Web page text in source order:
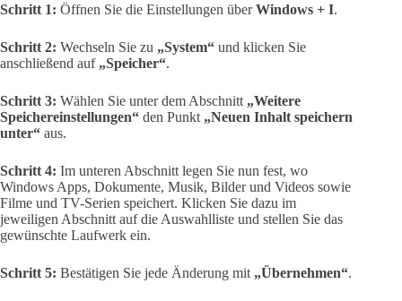
Schritt 1: Öffnen Sie die Einstellungen überWindows + I.
Schritt 2: Wechseln Sie zu „System“ und klicken Sie
anschließend auf „Speicher“.
Schritt 3: Wählen Sie unter dem Abschnitt „Weitere
Speichereinstellungen“ den Punkt „Neuen Inhalt speichern
unter“ aus.
Schritt 4: Im unteren Abschnitt legen Sie nun fest, wo
Windows Apps, Dokumente, Musik, Bilder und Videos sowie
Filme und TV-Serien speichert. Klicken Sie dazu im
jeweiligen Abschnitt auf die Auswahlliste und stellen Sie das
gewünschte Laufwerk ein.
Schritt 5: Bestätigen Sie jede Änderung mit „Übernehmen“.